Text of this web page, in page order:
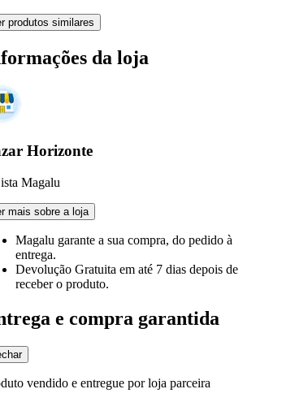
produtos similares
da loja
Horizonte
Magalu
mais sobre a loja
Magalu garante a sua compra, do pedido à
entrega.
Devolução Gratuita em até 7 dias depois de
receber o produto.
e compra garantida
vendido e entregue por loja parceira